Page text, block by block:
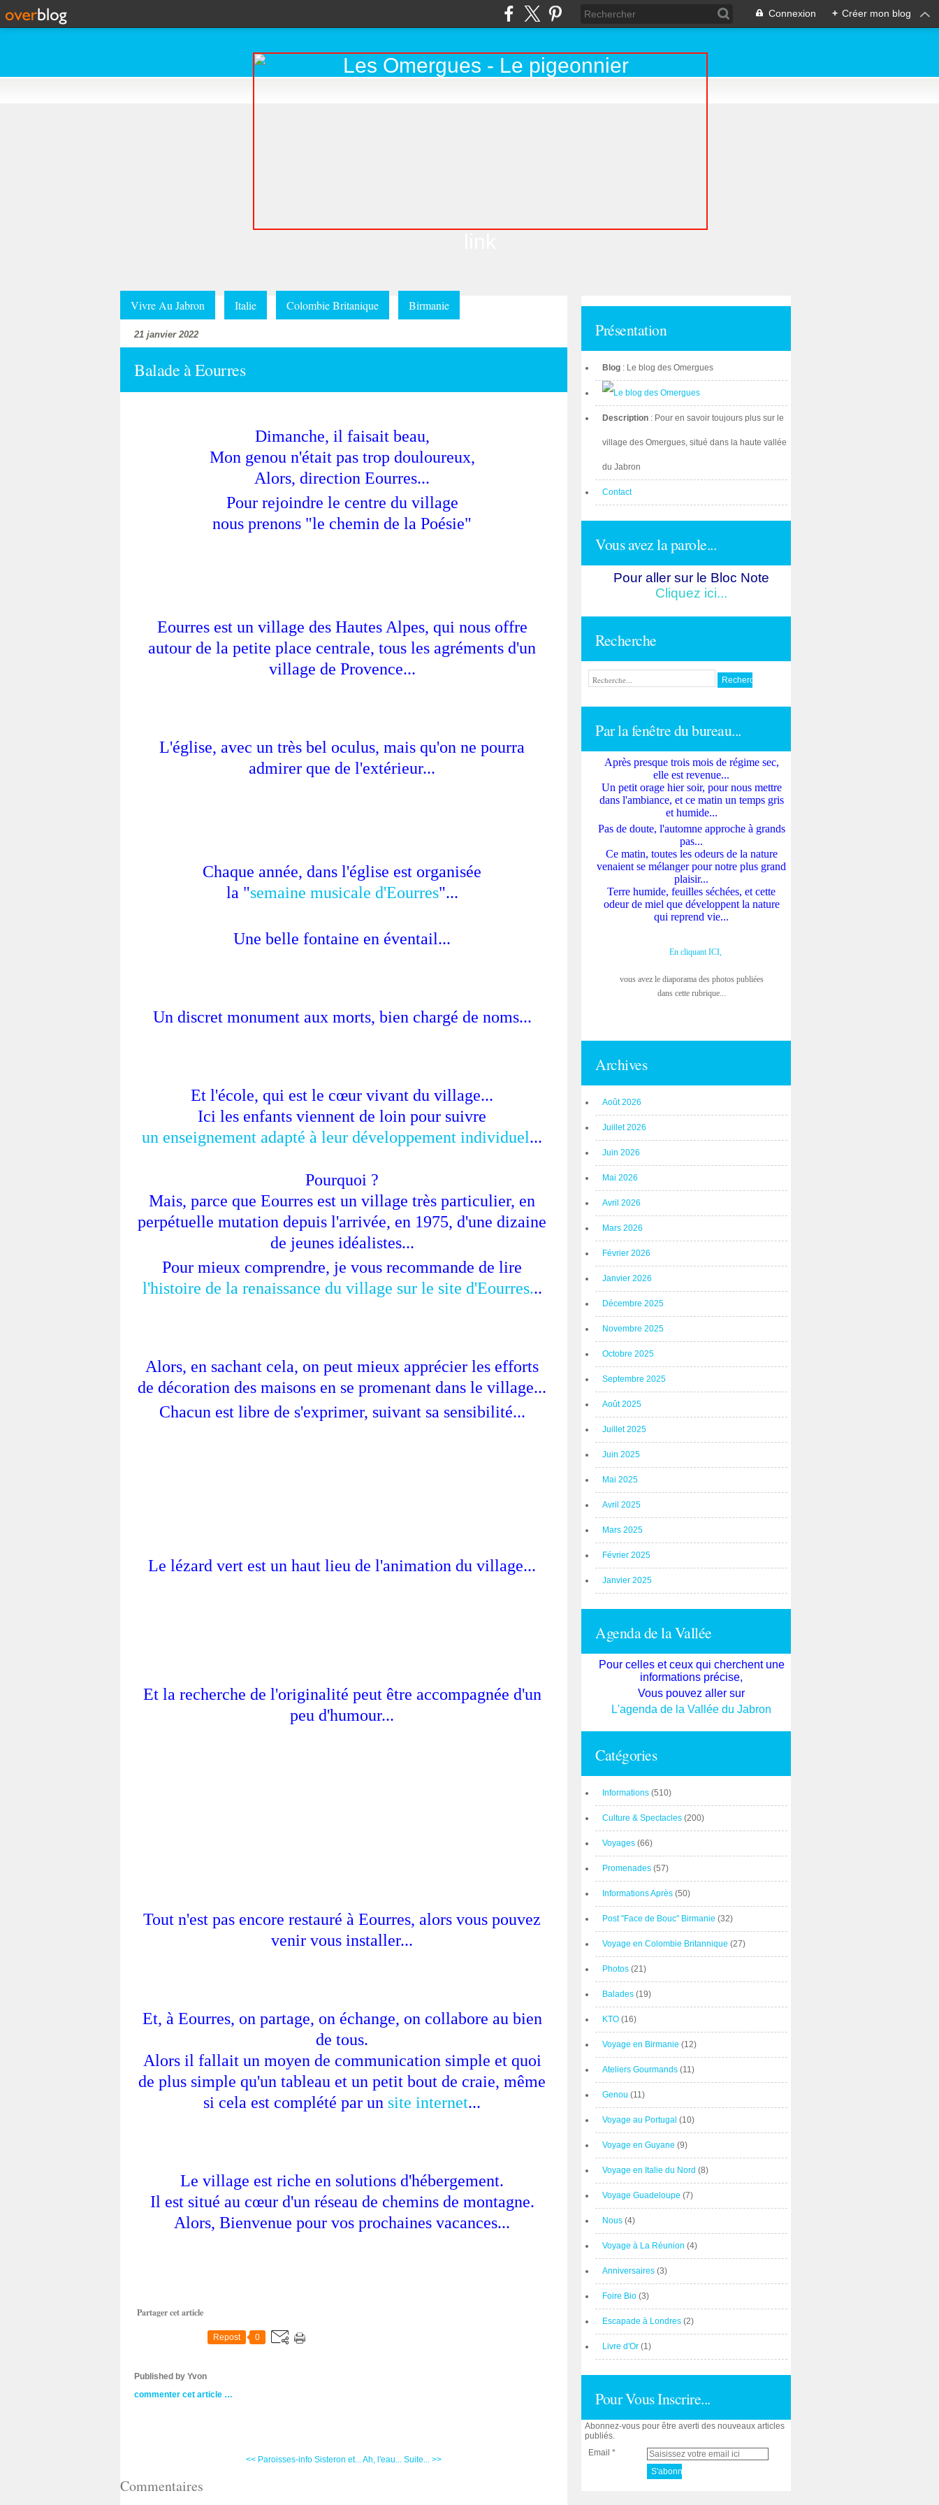
Connexion + Créer mon blog
Vivre Au Jabron Italie Colombie Britanique Birmanie
21 janvier 2022
Balade à Eourres
Dimanche, il faisait beau,
Mon genou n'était pas trop douloureux,
Alors, direction Eourres...
Pour rejoindre le centre du village
nous prenons "le chemin de la Poésie"
Eourres est un village des Hautes Alpes, qui nous offre
autour de la petite place centrale, tous les agréments d'un
village de Provence...
L'église, avec un très bel oculus, mais qu'on ne pourra
admirer que de l'extérieur...
Chaque année, dans l'église est organisée
la "semaine musicale d'Eourres"...
Une belle fontaine en éventail...
Un discret monument aux morts, bien chargé de noms...
Et l'école, qui est le cœur vivant du village...
Ici les enfants viennent de loin pour suivre
un enseignement adapté à leur développement individuel...
Pourquoi ?
Mais, parce que Eourres est un village très particulier, en
perpétuelle mutation depuis l'arrivée, en 1975, d'une dizaine
de jeunes idéalistes...
Pour mieux comprendre, je vous recommande de lire
l'histoire de la renaissance du village sur le site d'Eourres...
Alors, en sachant cela, on peut mieux apprécier les efforts
de décoration des maisons en se promenant dans le village...
Chacun est libre de s'exprimer, suivant sa sensibilité...
Le lézard vert est un haut lieu de l'animation du village...
Et la recherche de l'originalité peut être accompagnée d'un
peu d'humour...
Tout n'est pas encore restauré à Eourres, alors vous pouvez
venir vous installer...
Et, à Eourres, on partage, on échange, on collabore au bien
de tous.
Alors il fallait un moyen de communication simple et quoi
de plus simple qu'un tableau et un petit bout de craie, même
si cela est complété par un site internet...
Le village est riche en solutions d'hébergement.
Il est situé au cœur d'un réseau de chemins de montagne.
Alors, Bienvenue pour vos prochaines vacances...
Partager cet article
Repost 0
Published by Yvon
commenter cet article …
<< Paroisses-info Sisteron et...Ah, l'eau... Suite... >>
Commentaires
Présentation
Blog : Le blog des Omergues
Description : Pour en savoir toujours plus sur le
village des Omergues, situé dans la haute vallée
du Jabron
Contact
Vous avez la parole...
Pour aller sur le Bloc Note
Cliquez ici...
Recherche
Par la fenêtre du bureau...
Après presque trois mois de régime sec,
elle est revenue...
Un petit orage hier soir, pour nous mettre
dans l'ambiance, et ce matin un temps gris
et humide...
Pas de doute, l'automne approche à grands
pas...
Ce matin, toutes les odeurs de la nature
venaient se mélanger pour notre plus grand
plaisir...
Terre humide, feuilles séchées, et cette
odeur de miel que développent la nature
qui reprend vie...
En cliquant ICI,
vous avez le diaporama des photos publiées
dans cette rubrique...
Archives
Août 2026
Juillet 2026
Juin 2026
Mai 2026
Avril 2026
Mars 2026
Février 2026
Janvier 2026
Décembre 2025
Novembre 2025
Octobre 2025
Septembre 2025
Août 2025
Juillet 2025
Juin 2025
Mai 2025
Avril 2025
Mars 2025
Février 2025
Janvier 2025
Agenda de la Vallée
Pour celles et ceux qui cherchent une
informations précise,
Vous pouvez aller sur
L'agenda de la Vallée du Jabron
Catégories
Informations (510)
Culture & Spectacles (200)
Voyages (66)
Promenades (57)
Informations Après (50)
Post "Face de Bouc" Birmanie (32)
Voyage en Colombie Britannique (27)
Photos (21)
Balades (19)
KTO (16)
Voyage en Birmanie (12)
Ateliers Gourmands (11)
Genou (11)
Voyage au Portugal (10)
Voyage en Guyane (9)
Voyage en Italie du Nord (8)
Voyage Guadeloupe (7)
Nous (4)
Voyage à La Réunion (4)
Anniversaires (3)
Foire Bio (3)
Escapade à Londres (2)
Livre d'Or (1)
Pour Vous Inscrire...
Abonnez-vous pour être averti des nouveaux articles
publiés.
Email